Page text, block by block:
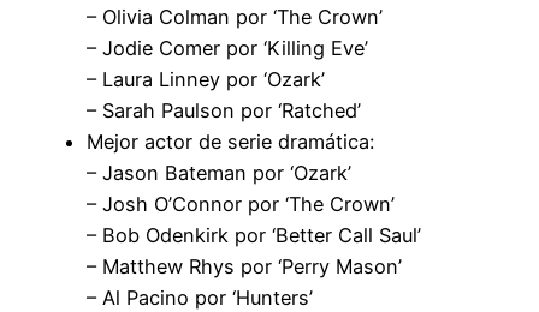
– Olivia Colman por ‘The Crown’
– Jodie Comer por ‘Killing Eve’
– Laura Linney por ‘Ozark’
– Sarah Paulson por ‘Ratched’
Mejor actor de serie dramática:
– Jason Bateman por ‘Ozark’
– Josh O’Connor por ‘The Crown’
– Bob Odenkirk por ‘Better Call Saul’
– Matthew Rhys por ‘Perry Mason’
– Al Pacino por ‘Hunters’